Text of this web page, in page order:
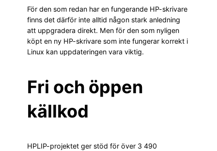
För den som redan har en fungerande HP-skrivare
finns det därför inte alltid någon stark anledning
att uppgradera direkt. Men för den som nyligen
köpt en ny HP-skrivare som inte fungerar korrekt i
Linux kan uppdateringen vara viktig.
Fri och öppen
källkod
HPLIP-projektet ger stöd för över 3 490